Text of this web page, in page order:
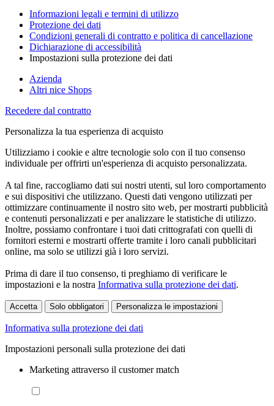
Informazioni legali e termini di utilizzo
Protezione dei dati
Condizioni generali di contratto e politica di cancellazione
Dichiarazione di accessibilità
Impostazioni sulla protezione dei dati
Azienda
Altri nice Shops
Recedere dal contratto
Personalizza la tua esperienza di acquisto
Utilizziamo i cookie e altre tecnologie solo con il tuo consenso
individuale per offrirti un'esperienza di acquisto personalizzata.
A tal fine, raccogliamo dati sui nostri utenti, sul loro comportamento
e sui dispositivi che utilizzano. Questi dati vengono utilizzati per
ottimizzare continuamente il nostro sito web, per mostrarti pubblicità
e contenuti personalizzati e per analizzare le statistiche di utilizzo.
Inoltre, possiamo confrontare i tuoi dati crittografati con quelli di
fornitori esterni e mostrarti offerte tramite i loro canali pubblicitari
online, ma solo se utilizzi già i loro servizi.
Prima di dare il tuo consenso, ti preghiamo di verificare le
impostazioni e la nostra Informativa sulla protezione dei dati.
Accetta Solo obbligatori Personalizza le impostazioni
Informativa sulla protezione dei dati
Impostazioni personali sulla protezione dei dati
Marketing attraverso il customer match